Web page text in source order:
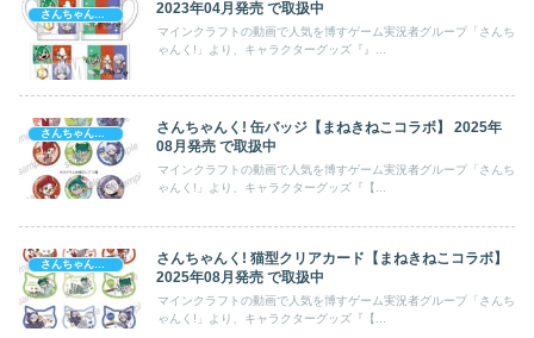
さんちゃんく！ 2023年04月発売 で取扱中
マインクラフトの動画で人気を博すゲーム実況者グループ「さんち
ゃんく!」より、キャラクターグッズ『』...
さんちゃんく! 缶バッジ【まねきねこコラボ】 2025年
08月発売 で取扱中
マインクラフトの動画で人気を博すゲーム実況者グループ「さんち
ゃんく!」より、キャラクターグッズ『【...
さんちゃんく! 猫型クリアカード【まねきねこコラボ】
2025年08月発売 で取扱中
マインクラフトの動画で人気を博すゲーム実況者グループ「さんち
ゃんく!」より、キャラクターグッズ『【...